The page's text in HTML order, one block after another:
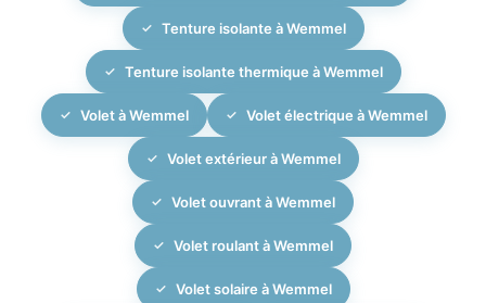
Tenture isolante à Wemmel
Tenture isolante thermique à Wemmel
Volet à Wemmel Volet électrique à Wemmel
Volet extérieur à Wemmel
Volet ouvrant à Wemmel
Volet roulant à Wemmel
Volet solaire à Wemmel